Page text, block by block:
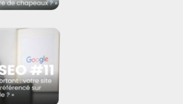
noir ?